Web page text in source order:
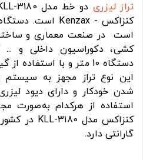
تراز لیزریدو خط مدل KLL-3180 از
کنزاکس - Kenzax است. دستگاه تراز لیزی که از
است در صنعت معماری و
کشی، دکوراسیون داخلی و ...
این نوع تراز مجهز به سیستم
شدن خودکار و دارای دیود
استفاده از هرکدام به‌صورت
گارانتی دارد.